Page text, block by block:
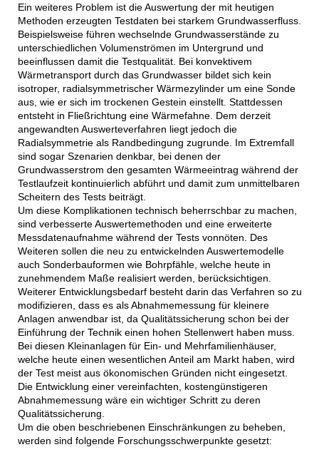
Ein weiteres Problem ist die Auswertung der mit heutigen
Methoden erzeugten Testdaten bei starkem Grundwasserfluss.
Beispielsweise führen wechselnde Grundwasserstände zu
unterschiedlichen Volumenströmen im Untergrund und
beeinflussen damit die Testqualität. Bei konvektivem
Wärmetransport durch das Grundwasser bildet sich kein
isotroper, radialsymmetrischer Wärmezylinder um eine Sonde
aus, wie er sich im trockenen Gestein einstellt. Stattdessen
entsteht in Fließrichtung eine Wärmefahne. Dem derzeit
angewandten Auswerteverfahren liegt jedoch die
Radialsymmetrie als Randbedingung zugrunde. Im Extremfall
sind sogar Szenarien denkbar, bei denen der
Grundwasserstrom den gesamten Wärmeeintrag während der
Testlaufzeit kontinuierlich abführt und damit zum unmittelbaren
Scheitern des Tests beiträgt.
Um diese Komplikationen technisch beherrschbar zu machen,
sind verbesserte Auswertemethoden und eine erweiterte
Messdatenaufnahme während der Tests vonnöten. Des
Weiteren sollen die neu zu entwickelnden Auswertemodelle
auch Sonderbauformen wie Bohrpfähle, welche heute in
zunehmendem Maße realisiert werden, berücksichtigen.
Weiterer Entwicklungsbedarf besteht darin das Verfahren so zu
modifizieren, dass es als Abnahmemessung für kleinere
Anlagen anwendbar ist, da Qualitätssicherung schon bei der
Einführung der Technik einen hohen Stellenwert haben muss.
Bei diesen Kleinanlagen für Ein- und Mehrfamilienhäuser,
welche heute einen wesentlichen Anteil am Markt haben, wird
der Test meist aus ökonomischen Gründen nicht eingesetzt.
Die Entwicklung einer vereinfachten, kostengünstigeren
Abnahmemessung wäre ein wichtiger Schritt zu deren
Qualitätssicherung.
Um die oben beschriebenen Einschränkungen zu beheben,
werden sind folgende Forschungsschwerpunkte gesetzt: